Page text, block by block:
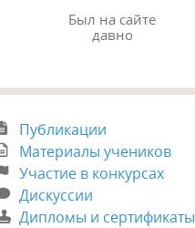
Был на сайте
давно
Публикации
Материалы учеников
Участие в конкурсах
Дискуссии
Дипломы и сертификаты